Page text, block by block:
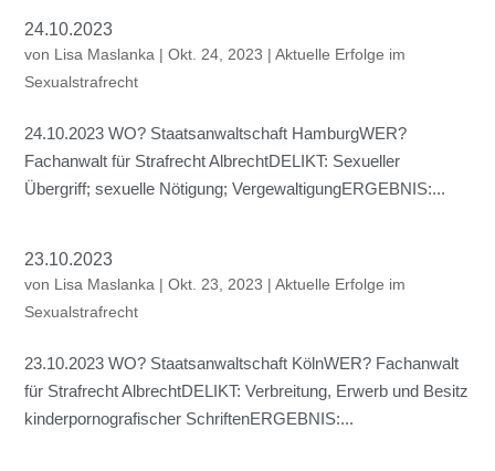
24.10.2023
von Lisa Maslanka |Okt. 24, 2023 |Aktuelle Erfolge im
Sexualstrafrecht
24.10.2023 WO? Staatsanwaltschaft HamburgWER?
Fachanwalt für Strafrecht AlbrechtDELIKT: Sexueller
Übergriff; sexuelle Nötigung; VergewaltigungERGEBNIS:...
23.10.2023
von Lisa Maslanka |Okt. 23, 2023 |Aktuelle Erfolge im
Sexualstrafrecht
23.10.2023 WO? Staatsanwaltschaft KölnWER? Fachanwalt
für Strafrecht AlbrechtDELIKT: Verbreitung, Erwerb und Besitz
kinderpornografischer SchriftenERGEBNIS:...